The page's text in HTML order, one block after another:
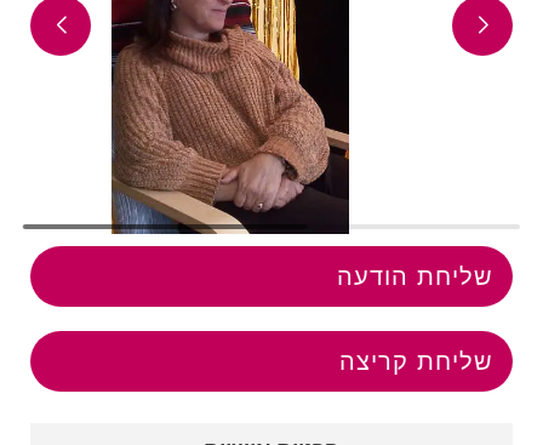
שליחת הודעה
שליחת קריצה